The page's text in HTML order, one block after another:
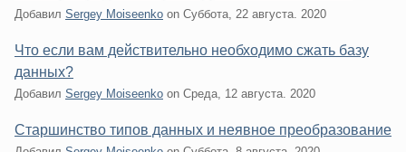
Добавил Sergey Moiseenko on Суббота, 22 августа. 2020
Что если вам действительно необходимо сжать базу
данных?
Добавил Sergey Moiseenko on Среда, 12 августа. 2020
Старшинство типов данных и неявное преобразование